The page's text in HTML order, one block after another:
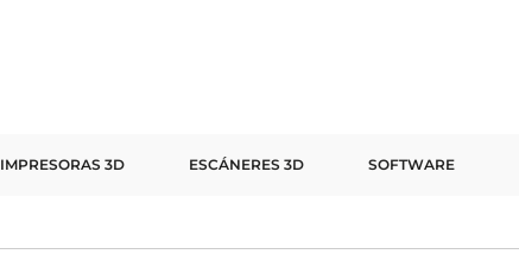
IMPRESORAS 3D ESCÁNERES 3D SOFTWARE